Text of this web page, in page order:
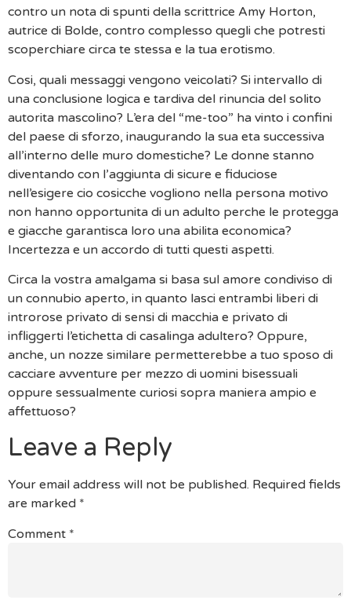
contro un nota di spunti della scrittrice Amy Horton,
autrice di Bolde, contro complesso quegli che potresti
scoperchiare circa te stessa e la tua erotismo.
Cosi, quali messaggi vengono veicolati? Si intervallo di
una conclusione logica e tardiva del rinuncia del solito
autorita mascolino? L’era del “me-too” ha vinto i confini
del paese di sforzo, inaugurando la sua eta successiva
all’interno delle muro domestiche? Le donne stanno
diventando con l’aggiunta di sicure e fiduciose
nell’esigere cio cosicche vogliono nella persona motivo
non hanno opportunita di un adulto perche le protegga
e giacche garantisca loro una abilita economica?
Incertezza e un accordo di tutti questi aspetti.
Circa la vostra amalgama si basa sul amore condiviso di
un connubio aperto, in quanto lasci entrambi liberi di
introrose privato di sensi di macchia e privato di
infliggerti l’etichetta di casalinga adultero? Oppure,
anche, un nozze similare permetterebbe a tuo sposo di
cacciare avventure per mezzo di uomini bisessuali
oppure sessualmente curiosi sopra maniera ampio e
affettuoso?
Leave a Reply
Your email address will not be published. Required fields
are marked *
Comment *